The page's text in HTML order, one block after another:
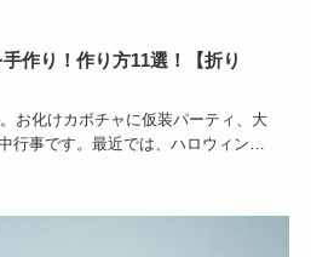
作り！作り方11選！【折り
お化けカボチャに仮装パーティ、大
行事です。最近では、ハロウィンが